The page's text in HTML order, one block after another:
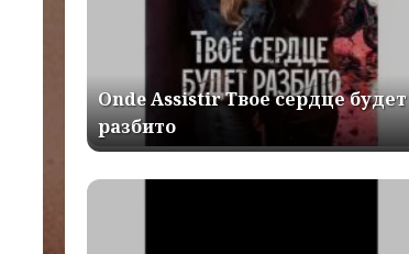
Onde Assistir Твое сердце будет
разбито